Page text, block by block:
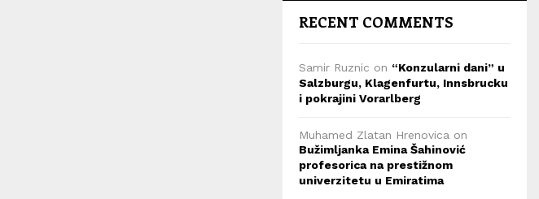
RECENT COMMENTS
Samir Ruznic on “Konzularni dani” u
Salzburgu, Klagenfurtu, Innsbrucku
i pokrajini Vorarlberg
Muhamed Zlatan Hrenovica on
Bužimljanka Emina Šahinović
profesorica na prestižnom
univerzitetu u Emiratima